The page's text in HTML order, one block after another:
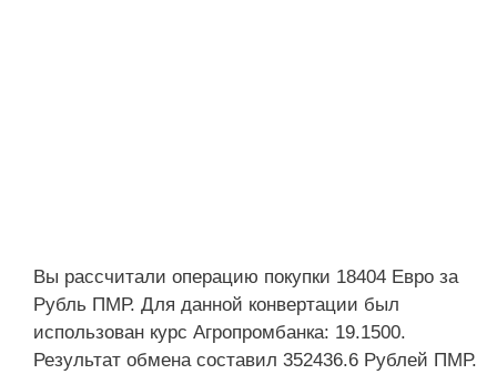
Вы рассчитали операцию покупки 18404 Евро за
Рубль ПМР. Для данной конвертации был
использован курс Агропромбанка: 19.1500.
Результат обмена составил 352436.6 Рублей ПМР.